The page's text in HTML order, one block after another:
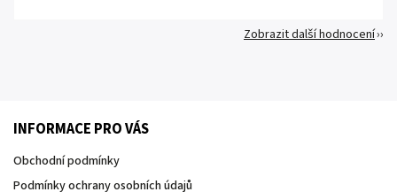
Zobrazit další hodnocení
INFORMACE PRO VÁS
Obchodní podmínky
Podmínky ochrany osobních údajů